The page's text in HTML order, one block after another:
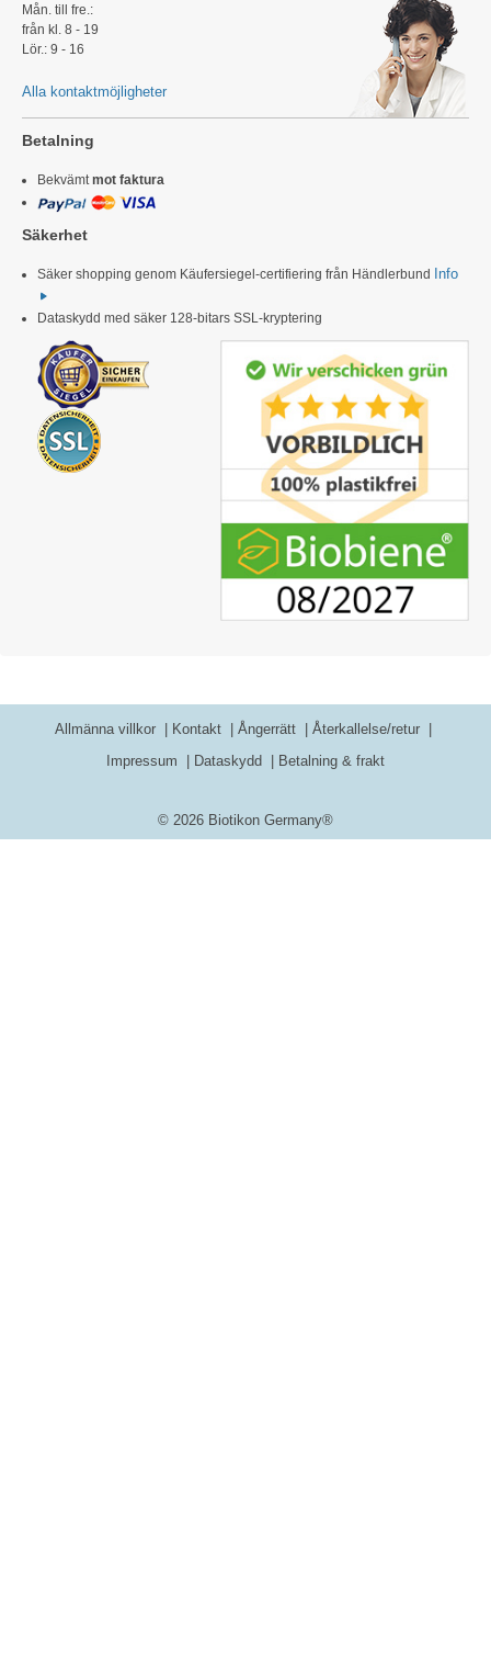
Mån. till fre.:
från kl. 8 - 19
Lör.: 9 - 16
Alla kontaktmöjligheter
Betalning
Bekvämtmot faktura
Säkerhet
Säker shopping genom Käufersiegel-certifiering från Händlerbund Info
Dataskydd med säker 128-bitars SSL-kryptering
© 2026 Biotikon Germany®
Allmänna villkor Kontakt Ångerrätt
Återkallelse/retur
Impressum
Dataskydd Betalning & frakt